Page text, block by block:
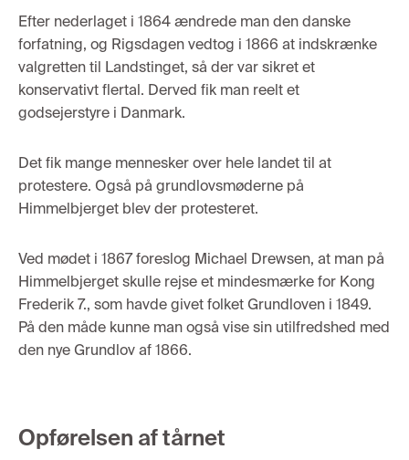
Efter nederlaget i 1864ændrede manden danske
forfatning, og Rigsdagenvedtog i 1866 at indskrænke
valgretten til Landstinget, så dervar sikret et
konservativt flertal. Derved fik man reelt et
godsejerstyre i Danmark.
Det fik mange mennesker over hele landet til at
protestere. Også på grundlovsmøderne på
Himmelbjerget blev der protesteret.
Ved mødet i 1867 foreslog Michael Drewsen, at man på
Himmelbjergetskulle rejse et mindesmærkefor Kong
Frederik 7., som havde givetfolket Grundloven i 1849.
På den måde kunne manogså vise sin utilfredshed med
den nye Grundlovaf 1866.
Opførelsen af tårnet